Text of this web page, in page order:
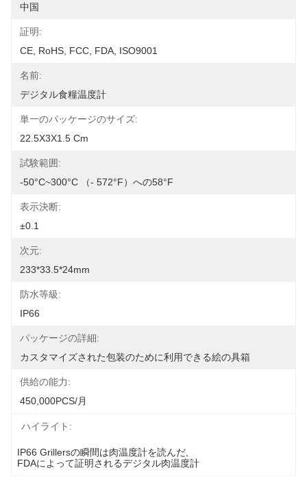
中国
証明:
CE, RoHS, FCC, FDA, ISO9001
名前:
デジタル食糧温度計
単一のパッケージのサイズ:
22.5X3X1.5 Cm
試験範囲:
-50°C~300°C （- 572°F）への58°F
表示決断:
±0.1
次元:
233*33.5*24mm
防水等級:
IP66
パッケージの詳細:
カスタマイズされた包装のために利用できる絵の具箱
供給の能力:
450,000PCS/月
ハイライト:
IP66 Grillersの瞬間は肉温度計を読んだ
FDAによって証明されるデジタル肉温度計